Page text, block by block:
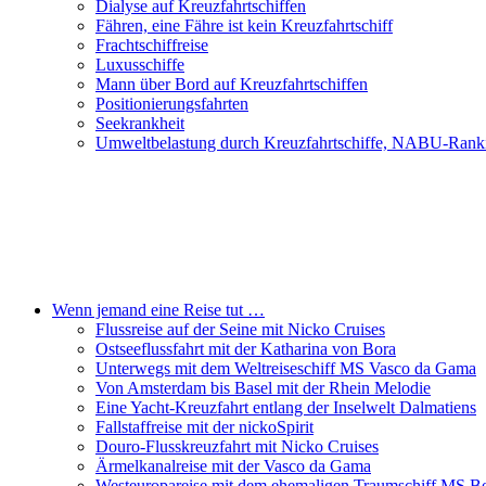
Dialyse auf Kreuzfahrtschiffen
Fähren, eine Fähre ist kein Kreuzfahrtschiff
Frachtschiffreise
Luxusschiffe
Mann über Bord auf Kreuzfahrtschiffen
Positionierungsfahrten
Seekrankheit
Umweltbelastung durch Kreuzfahrtschiffe, NABU-
Wenn jemand eine Reise tut …
Flussreise auf der Seine mit Nicko Cruises
Ostseeflussfahrt mit der Katharina von Bora
Unterwegs mit dem Weltreiseschiff MS Vasco da Gama
Von Amsterdam bis Basel mit der Rhein Melodie
Eine Yacht-Kreuzfahrt entlang der Inselwelt Dalmatiens
Fallstaffreise mit der nickoSpirit
Douro-Flusskreuzfahrt mit Nicko Cruises
Ärmelkanalreise mit der Vasco da Gama